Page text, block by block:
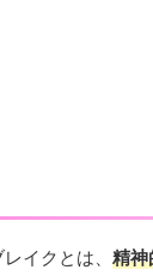
イクとは、 精神